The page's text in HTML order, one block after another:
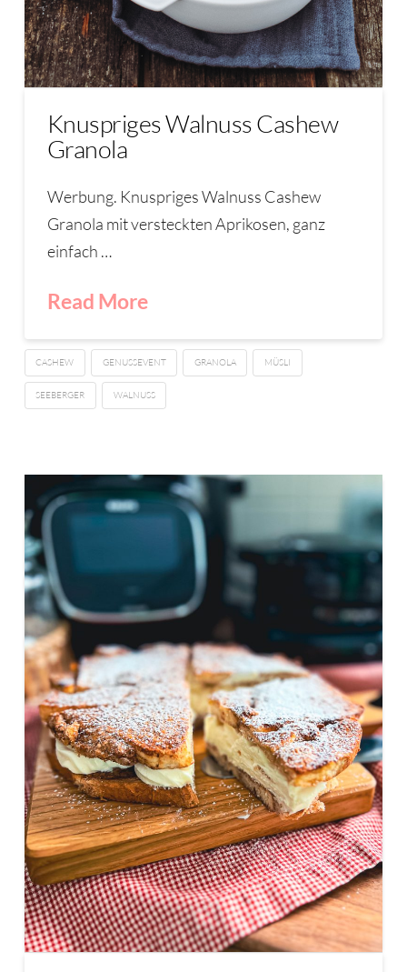
Knuspriges Walnuss Cashew
Granola
Werbung. Knuspriges Walnuss Cashew
Granola mit versteckten Aprikosen, ganz
einfach …
Read More
CASHEW GENUSSEVENT GRANOLA MÜSLI
SEEBERGER WALNUSS